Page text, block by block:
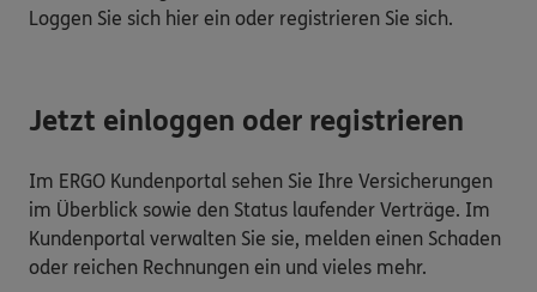
Loggen Sie sich hier ein oder registrieren Sie sich.
Jetzt einloggen oder registrieren
Im ERGO Kundenportal sehen Sie Ihre Versicherungen
im Überblick sowie den Status laufender Verträge. Im
Kundenportal verwalten Sie sie, melden einen Schaden
oder reichen Rechnungen ein und vieles mehr.